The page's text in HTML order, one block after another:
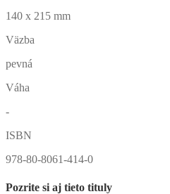
140 x 215 mm
Väzba
pevná
Váha
-
ISBN
978-80-8061-414-0
Pozrite si aj tieto tituly